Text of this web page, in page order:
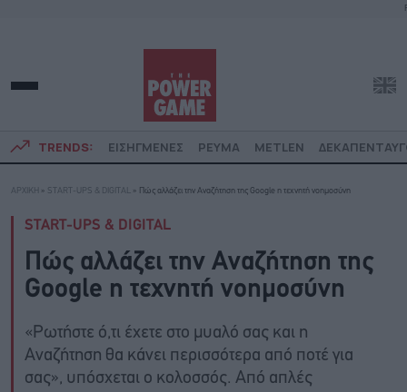
TRENDS: ΕΙΣΗΓΜΕΝΕΣ ΡΕΥΜΑ METLEN
ΑΡΧΙΚΗ » START-UPS & DIGITAL » Πώς αλλάζει την Αναζήτηση της Google η τεχνητή νοημοσύνη
START-UPS & DIGITAL
Πώς αλλάζει την Αναζήτηση της
Google η τεχνητή νοημοσύνη
«Ρωτήστε ό,τι έχετε στο μυαλό σας και η
Αναζήτηση θα κάνει περισσότερα από ποτέ για
σας», υπόσχεται ο κολοσσός. Από απλές